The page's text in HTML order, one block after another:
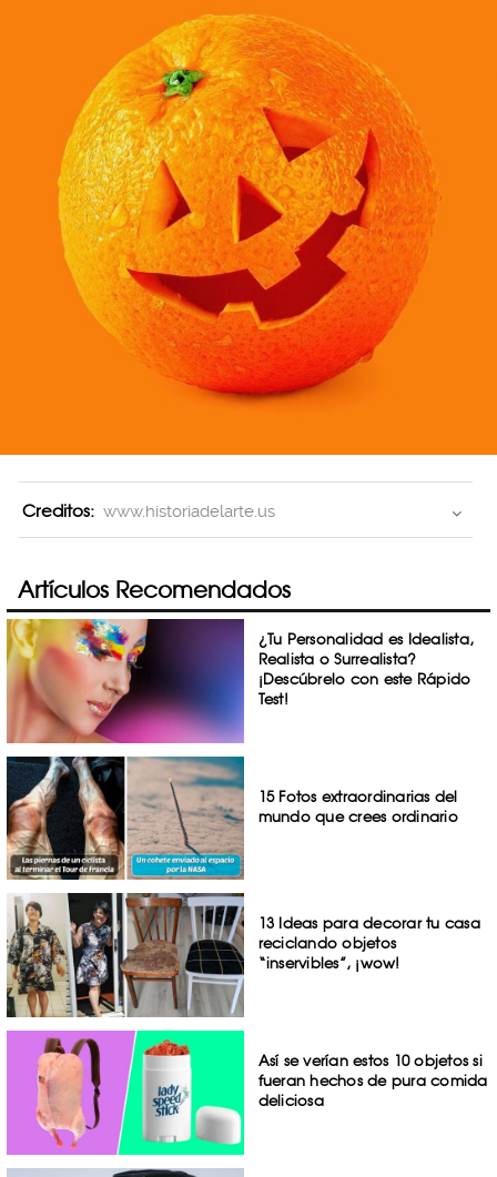
Creditos: www.historiadelarte.us
Artículos Recomendados
¿Tu Personalidad es Idealista,
Realista o Surrealista?
¡Descúbrelo con este Rápido
Test!
15 Fotos extraordinarias del
mundo que crees ordinario
13 Ideas para decorar tu casa
reciclando objetos
“inservibles”, ¡wow!
Así se verían estos 10 objetos si
fueran hechos de pura comida
deliciosa